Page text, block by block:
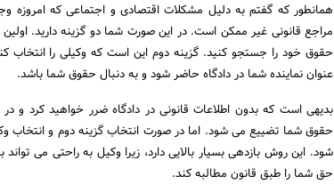
همانطور که گفتم به دلیل مشکلات اقتصادی و اجتماعی که امروزه
مراجع قانونی غیر ممکن است. در این صورت شما دو گزینه دارید.
حقوق خود را جستجو کنید. گزینه دوم این است که وکیلی را انتخاب
عنوان نماینده شما در دادگاه حاضر شود و به دنبال حقوق شما باشد.
بدیهی است که بدون اطلاعات قانونی در دادگاه ضرر خواهید کرد و در
حقوق شما تضییع می شود. اما در صورت انتخاب گزینه دوم و انتخاب
شود. این روش بازدهی بسیار بالایی دارد، زیرا وکیل به راحتی می
حق شما را طبق قانون مطالبه کند.